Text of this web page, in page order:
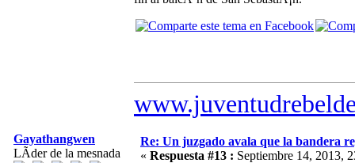
Gayathangwen
LÃ­der de la mesnada
Re: Un juzgado avala que la bandera
« Respuesta #13 : Septiembre 14, 2013,